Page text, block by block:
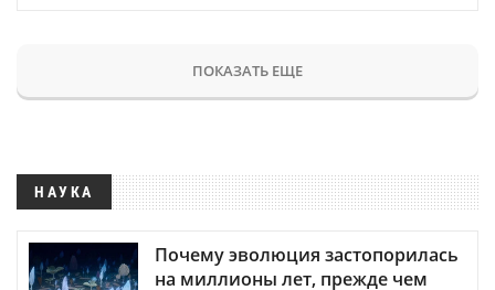
ПОКАЗАТЬ ЕЩЕ
НАУКА
Почему эволюция застопорилась
на миллионы лет, прежде чем